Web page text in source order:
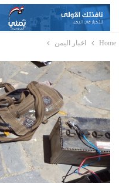
Home اخبار اليمن